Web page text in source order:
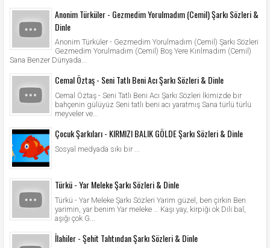
Anonim Türküler - Gezmedim Yorulmadım (Cemil) Şarkı Sözleri &
Dinle
Anonim Türküler - Gezmedim Yorulmadım (Cemil) Şarkı Sözleri
Gezmedim Yorulmadım (Cemil) Boş Yere Kırılmadım (Cemil)
Sana Benzer Dünyada...
Cemal Öztaş - Seni Tatlı Beni Acı Şarkı Sözleri & Dinle
Cemal Öztaş - Seni Tatlı Beni Acı Şarkı Sözleri İkimizde bir
bahçenin gülüyüz Seni tatlı beni acı yaratmış Sana türlü türlü
meyveler ve...
Çocuk Şarkıları - KIRMIZI BALIK GÖLDE Şarkı Sözleri & Dinle
Sosyal medyada sıkı bir ...
Türkü - Yar Meleke Şarkı Sözleri & Dinle
Türkü - Yar Meleke Şarkı Sözleri Yarim güzel, ben çirkin Ben
yarimin, yar benim Yar meleke … Kaşı yay, kirpiği ok Dili bal,
aşığı çok G...
İlahiler - Şehit Tahtından Şarkı Sözleri & Dinle